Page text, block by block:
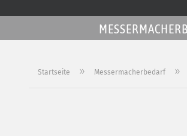
Startseite » Messermacherbedarf »